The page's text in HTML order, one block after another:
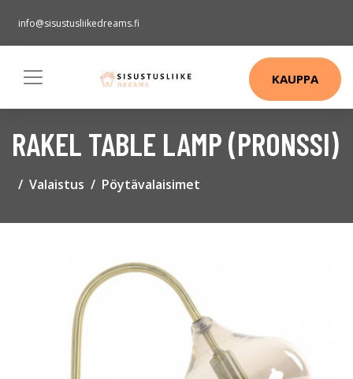
info@sisustusliikedreams.fi
KAUPPA
RAKEL TABLE LAMP (PRONSSI)
Valaistus Pöytävalaisimet